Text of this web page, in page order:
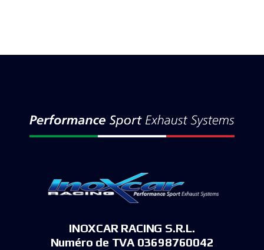
INOXCAR RACING S.R.L.
Numéro de TVA 03698760042